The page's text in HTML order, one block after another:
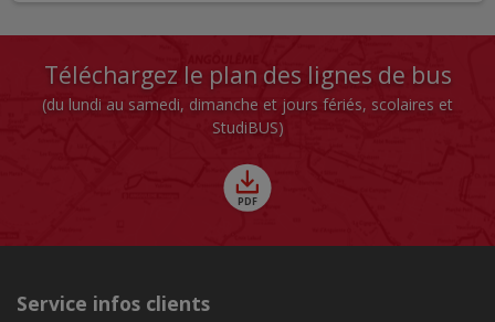
Téléchargez le plan des lignes de bus
(du lundi au samedi, dimanche et jours fériés, scolaires et
StudiBUS)
Service infos clients